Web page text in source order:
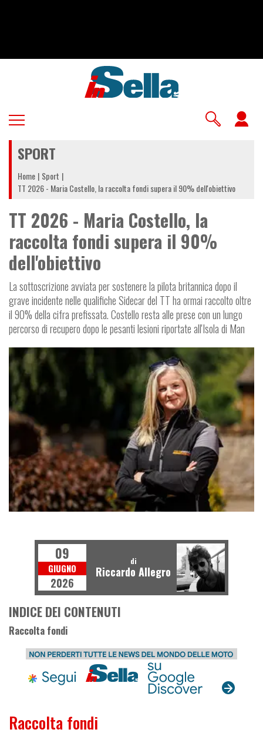
SPORT
Home Sport
TT 2026 - Maria Costello, la raccolta fondi supera il 90% dell'obiettivo
TT 2026 - Maria Costello, la
raccolta fondi supera il 90%
dell'obiettivo
La sottoscrizione avviata per sostenere la pilota britannica dopo il
grave incidente nelle qualifiche Sidecar del TT ha ormai raccolto oltre
il 90% della cifra prefissata. Costello resta alle prese con un lungo
percorso di recupero dopo le pesanti lesioni riportate all'Isola di Man
Raccolta fondi
09
GIUGNO
2026
di
Riccardo Allegro
INDICE DEI CONTENUTI
Raccolta fondi